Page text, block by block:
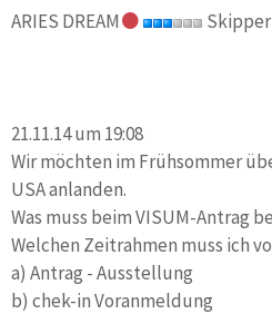
ARIES DREAM
21.11.14 um 19:08
​Wir möchten im Frühsommer
USA anlanden.
Was muss beim VISUM-Antrag
Welchen Zeitrahmen muss ich
a) Antrag - Ausstellung
b) chek-in Voranmeldung